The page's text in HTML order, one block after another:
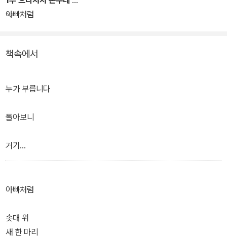
풀이돼 있다. 더 나아가 사랑, 정성, 공생지향 등도 포함할 이 아름다
아빠처럼
책속에서
누가 부릅니다
돌아보니
거기
등나무. 살구나무. 미루나무
… 하늘과 달과 별이 있었습니다.
아빠처럼
솟대 위
새 한 마리